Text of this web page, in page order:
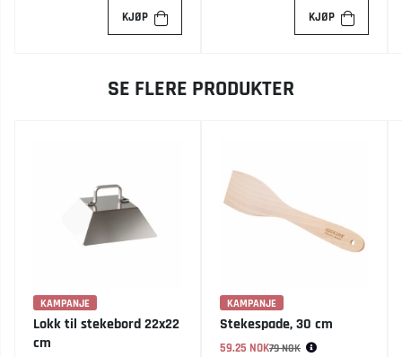
KJØP KJØP
SE FLERE PRODUKTER
KAMPANJE
Lokk til stekebord 22x22
cm
KAMPANJE
Stekespade, 30 cm
59.25 NOK
Vanlig pris:79 NOK